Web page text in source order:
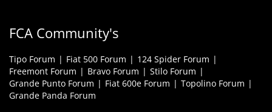
FCA Community's
Tipo Forum Fiat 500 Forum
124 Spider Forum
Freemont Forum
Bravo Forum
Stilo Forum
Grande Punto Forum
Fiat 600e Forum
Topolino Forum
Grande Panda Forum